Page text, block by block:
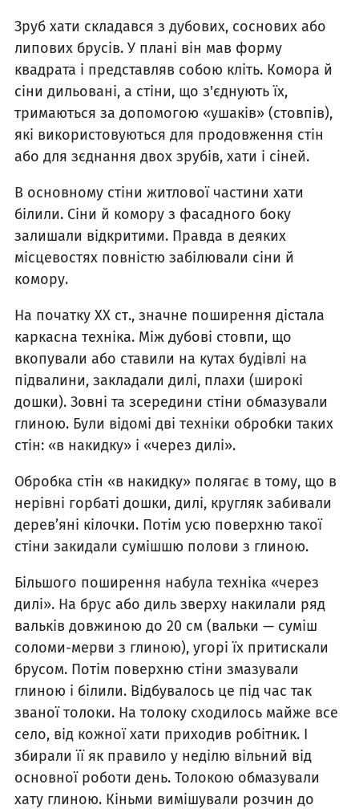
Зруб хати складався з дубових, соснових або
липових брусів. У плані він мав форму
квадрата і представляв собою кліть. Комора й
сіни дильовані, а стіни, що з'єднують їх,
тримаються за допомогою «ушаків» (стовпів),
які використовуються для продовження стін
або для зєднання двох зрубів, хати і сіней.
В основному стіни житлової частини хати
білили. Сіни й комору з фасадного боку
залишали відкритими. Правда в деяких
місцевостях повністю забілювали сіни й
комору.
На початку ХХ ст., значне поширення дістала
каркасна техніка. Між дубові стовпи, що
вкопували або ставили на кутах будівлі на
підвалини, закладали дилі, плахи (широкі
дошки). Зовні та зсередини стіни обмазували
глиною. Були відомі дві техніки обробки таких
стін: «в накидку» і «через дилі».
Обробка стін «в накидку» полягає в тому, що в
нерівні горбаті дошки, дилі, кругляк забивали
дерев’яні кілочки. Потім усю поверхню такої
стіни закидали сумішшю полови з глиною.
Більшого поширення набула техніка «через
дилі». На брус або диль зверху накилали ряд
вальків довжиною до 20 см (вальки — суміш
соломи-мерви з глиною), угорі їх притискали
брусом. Потім поверхню стіни змазували
глиною і білили. Відбувалось це під час так
званої толоки. На толоку сходилось майже все
село, від кожної хати приходив робітник. І
збирали її як правило у неділю вільний від
основної роботи день. Толокою обмазували
хату глиною. Кіньми вимішували розчин до